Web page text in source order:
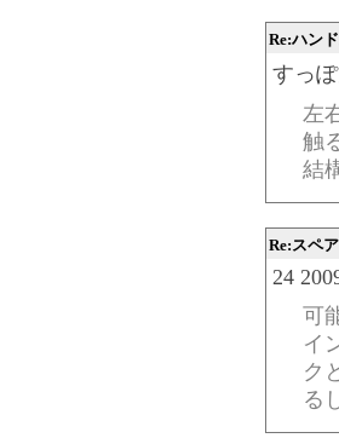
Re:ハン
すっぽ
左
触
結
Re:スペ
24
可
イ
ク
る